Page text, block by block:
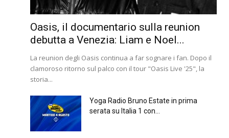
Oasis, il documentario sulla reunion
debutta a Venezia: Liam e Noel...
La reunion degli Oasis continua a far sognare i fan. Dopo il
clamoroso ritorno sul palco con il tour "Oasis Live '25", la
storia...
Yoga Radio Bruno Estate in prima
serata su Italia 1 con...